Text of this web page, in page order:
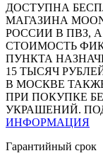
ДОСТУПНА
МАГАЗИНА
РОССИИ В ПВЗ,
СТОИМОСТЬ
ПУНКТА
15 ТЫСЯЧ
В МОСКВЕ
ПРИ ПОКУПКЕ
УКРАШЕНИЙ.
ИНФОРМАЦИЯ
Гарантийный срок